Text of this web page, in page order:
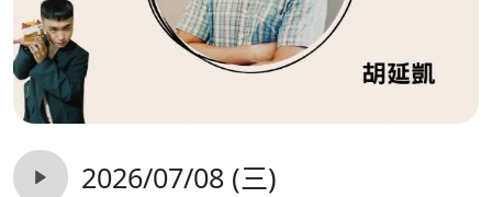
2026/07/08 (三)